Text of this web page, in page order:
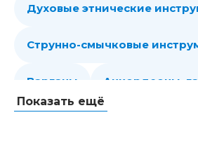
Духовые этнические
Струнно-смычковые
Варганы Аккордеоны,
Показать ещё